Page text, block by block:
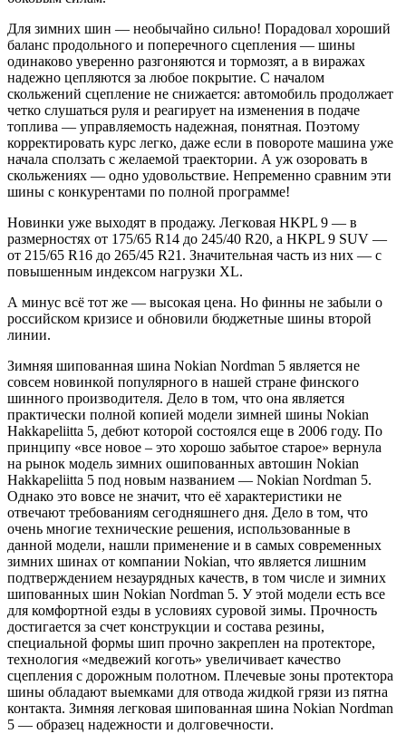
Для зимних шин — необычайно сильно! Порадовал хороший
баланс продольного и поперечного сцепления — шины
одинаково уверенно разгоняются и тормозят, а в виражах
надежно цепляются за любое покрытие. С началом
скольжений сцепление не снижается: автомобиль продолжает
четко слушаться руля и реагирует на изменения в подаче
топлива — управляемость надежная, понятная. Поэтому
корректировать курс легко, даже если в повороте машина уже
начала сползать с желаемой траектории. А уж озоровать в
скольжениях — одно удовольствие. Непременно сравним эти
шины с конкурентами по полной программе!
Новинки уже выходят в продажу. Легковая HKPL 9 — в
размерностях от 175/65 R14 до 245/40 R20, а HKPL 9 SUV —
от 215/65 R16 до 265/45 R21. Значительная часть из них — с
повышенным индексом нагрузки XL.
А минус всё тот же — высокая цена. Но финны не забыли о
российском кризисе и обновили бюджетные шины второй
линии.
Зимняя шипованная шина Nokian Nordman 5 является не
совсем новинкой популярного в нашей стране финского
шинного производителя. Дело в том, что она является
практически полной копией модели зимней шины Nokian
Hakkapeliitta 5, дебют которой состоялся еще в 2006 году. По
принципу «все новое – это хорошо забытое старое» вернула
на рынок модель зимних ошипованных автошин Nokian
Hakkapeliitta 5 под новым названием — Nokian Nordman 5.
Однако это вовсе не значит, что её характеристики не
отвечают требованиям сегодняшнего дня. Дело в том, что
очень многие технические решения, использованные в
данной модели, нашли применение и в самых современных
зимних шинах от компании Nokian, что является лишним
подтверждением незаурядных качеств, в том числе и зимних
шипованных шин Nokian Nordman 5. У этой модели есть все
для комфортной езды в условиях суровой зимы. Прочность
достигается за счет конструкции и состава резины,
специальной формы шип прочно закреплен на протекторе,
технология «медвежий коготь» увеличивает качество
сцепления с дорожным полотном. Плечевые зоны протектора
шины обладают выемками для отвода жидкой грязи из пятна
контакта. Зимняя легковая шипованная шина Nokian Nordman
5 — образец надежности и долговечности.